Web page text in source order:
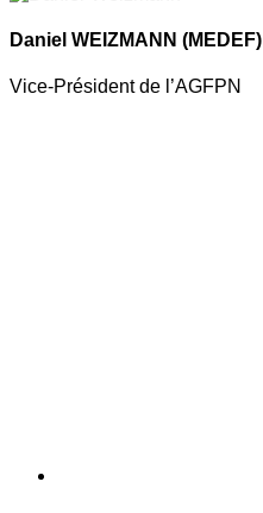
Daniel WEIZMANN (MEDEF)
Vice-Président de l’AGFPN